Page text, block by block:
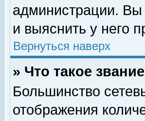
администрации. Вы
и выяснить у него
Вернуться наверх
» Что такое
Большинство
отображения